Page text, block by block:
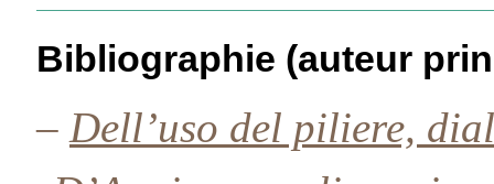
Bibliographie (auteur
– Dell’uso del piliere,